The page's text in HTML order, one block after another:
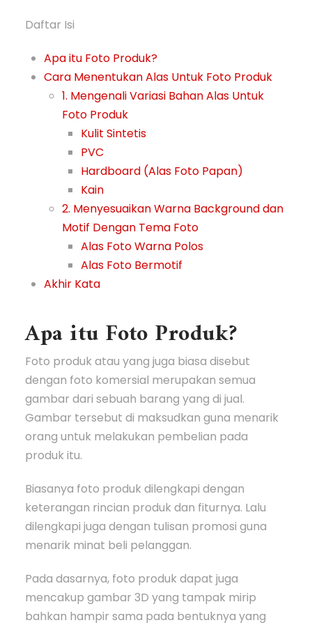
Daftar Isi
Apa itu Foto Produk?
Cara Menentukan Alas Untuk Foto Produk
1. Mengenali Variasi Bahan Alas Untuk
Foto Produk
Kulit Sintetis
PVC
Hardboard (Alas Foto Papan)
Kain
2. Menyesuaikan Warna Background dan
Motif Dengan Tema Foto
Alas Foto Warna Polos
Alas Foto Bermotif
Akhir Kata
Apa itu Foto Produk?
Foto produk atau yang juga biasa disebut
dengan foto komersial merupakan semua
gambar dari sebuah barang yang di jual.
Gambar tersebut di maksudkan guna menarik
orang untuk melakukan pembelian pada
produk itu.
Biasanya foto produk dilengkapi dengan
keterangan rincian produk dan fiturnya. Lalu
dilengkapi juga dengan tulisan promosi guna
menarik minat beli pelanggan.
Pada dasarnya, foto produk dapat juga
mencakup gambar 3D yang tampak mirip
bahkan hampir sama pada bentuknya yang